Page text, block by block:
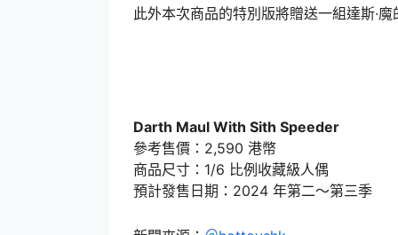
此外本次商品的特別版將贈送一組達斯·魔
Darth Maul With Sith Speeder
參考售價：2,590 港幣
商品尺寸：1/6 比例收藏級人偶
預計發售日期：2024 年第二～第三季